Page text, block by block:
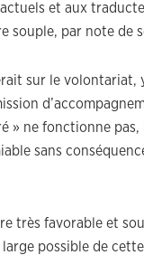
et aux
souple, par note de
sur le
» ne fonctionne pas,
sans
très favorable et
possible de